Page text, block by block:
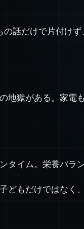
話だけで片付け
獄がある。家
イム。栄養バラ
もだけではなく